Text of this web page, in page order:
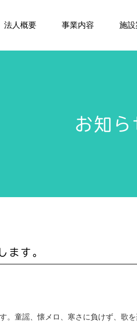
法人概要 事業内容 施設
お知ら
す。
。童謡、懐メロ、寒さに負けず、歌